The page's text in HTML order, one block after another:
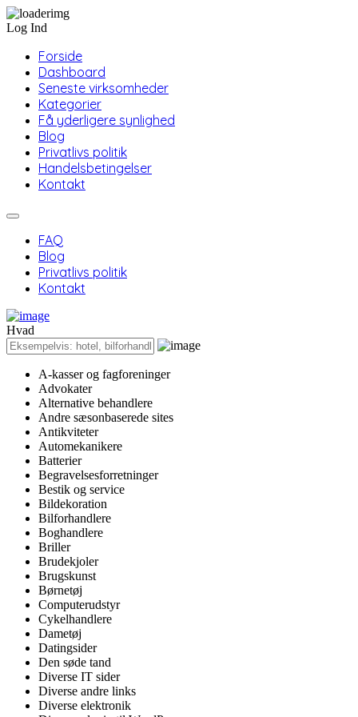
Log Ind
Forside
Dashboard
Seneste virksomheder
Kategorier
Få yderligere synlighed
Blog
Privatlivs politik
Handelsbetingelser
Kontakt
FAQ
Blog
Privatlivs politik
Kontakt
Hvad
A-kasser og fagforeninger
Advokater
Alternative behandlere
Andre sæsonbaserede sites
Antikviteter
Automekanikere
Batterier
Begravelsesforretninger
Bestik og service
Bildekoration
Bilforhandlere
Boghandlere
Briller
Brudekjoler
Brugskunst
Børnetøj
Computerudstyr
Cykelhandlere
Dametøj
Datingsider
Den søde tand
Diverse IT sider
Diverse andre links
Diverse elektronik